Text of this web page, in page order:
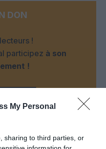
My Personal
sharing to third parties, or
DON
!
participez à son
!